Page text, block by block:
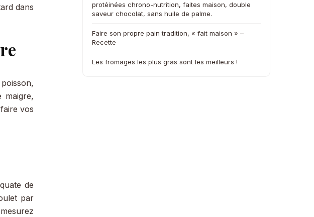
dans
maigre,
vos
de
par
protéinées chrono-nutrition, faites maison, double
saveur chocolat, sans huile de palme.
Faire son propre pain tradition, « fait maison » –
Recette
Les fromages les plus gras sont les meilleurs !